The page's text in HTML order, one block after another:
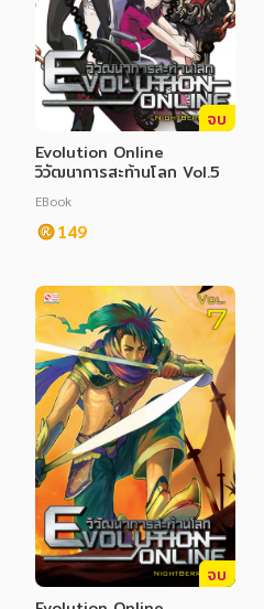
จบ
Evolution Online
วิวัฒนาการสะท้านโลก Vol.5
EBook
149
จบ